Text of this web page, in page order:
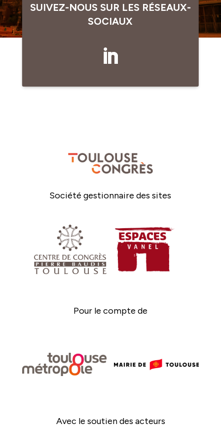
SUIVEZ-NOUS SUR LES RÉSEAUX-
SOCIAUX
Société gestionnaire des sites
Pour le compte de
Avec le soutien des acteurs